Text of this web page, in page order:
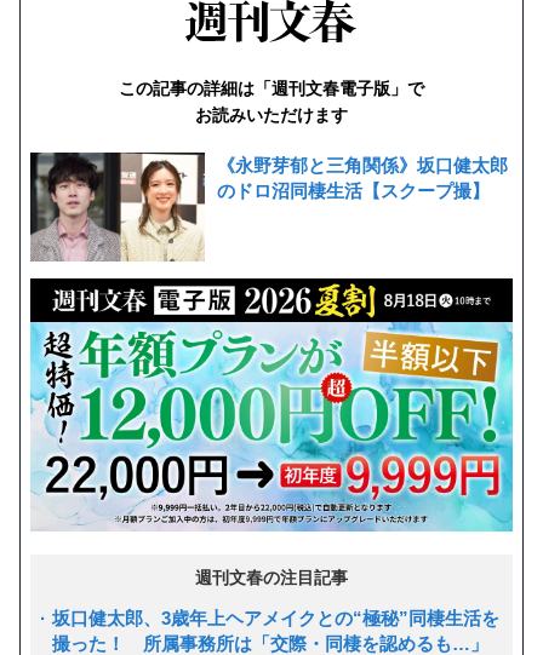
この記事の詳細は「週刊文春電子版」で
お読みいただけます
《永野芽郁と三角関係》坂口健太郎
のドロ沼同棲生活【スクープ撮】
週刊文春の注目記事
坂口健太郎、3歳年上ヘアメイクとの“極秘”同棲生活を
撮った！ 所属事務所は「交際・同棲を認めるも…」